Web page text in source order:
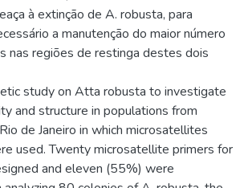
à extinção de A. robusta, para
a manutenção do maior número
nas regiões de restinga destes dois
study on Atta robusta to investigate
and structure in populations from
de Janeiro in which microsatellites
used. Twenty microsatellite primers for
and eleven (55%) were